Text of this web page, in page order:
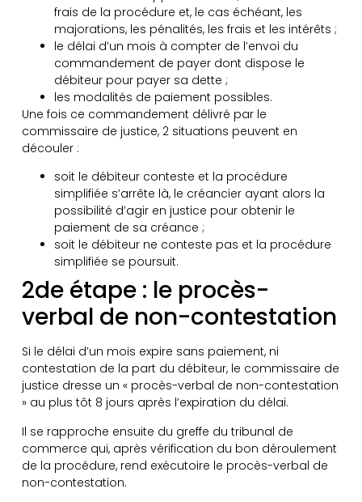
frais de la procédure et, le cas échéant, les
majorations, les pénalités, les frais et les intérêts ;
le délai d’un mois à compter de l’envoi du
commandement de payer dont dispose le
débiteur pour payer sa dette ;
les modalités de paiement possibles.
Une fois ce commandement délivré par le
commissaire de justice, 2 situations peuvent en
découler :
soit le débiteur conteste et la procédure
simplifiée s’arrête là, le créancier ayant alors la
possibilité d’agir en justice pour obtenir le
paiement de sa créance ;
soit le débiteur ne conteste pas et la procédure
simplifiée se poursuit.
2de étape : le procès-
verbal de non-contestation
Si le délai d’un mois expire sans paiement, ni
contestation de la part du débiteur, le commissaire de
justice dresse un « procès-verbal de non-contestation
» au plus tôt 8 jours après l’expiration du délai.
Il se rapproche ensuite du greffe du tribunal de
commerce qui, après vérification du bon déroulement
de la procédure, rend exécutoire le procès-verbal de
non-contestation.